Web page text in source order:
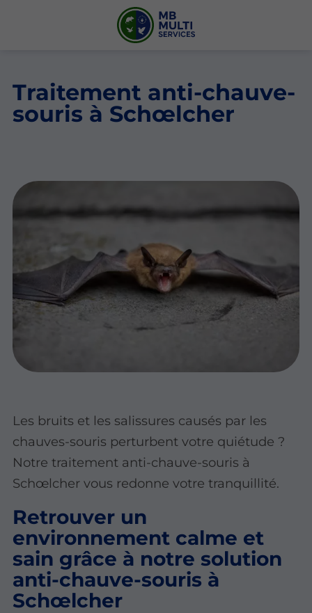
Traitement anti-chauve-
souris à Schœlcher
Les bruits et les salissures causés par les
chauves-souris perturbent votre quiétude ?
Notre traitement anti-chauve-souris à
Schœlcher vous redonne votre tranquillité.
Retrouver un
environnement calme et
sain grâce à notre solution
anti-chauve-souris à
Schœlcher